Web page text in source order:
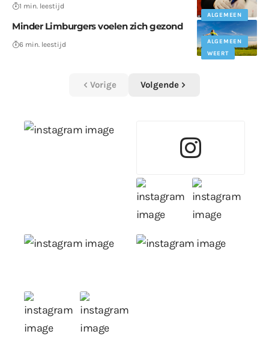
ALGEMEEN
1 min. leestijd
ALGEMEEN
WEERT
Minder Limburgers voelen zich gezond
6 min. leestijd
Vorige Volgende